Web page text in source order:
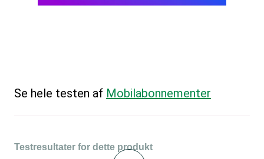
Se hele testen af Mobilabonnementer
Testresultater for dette produkt